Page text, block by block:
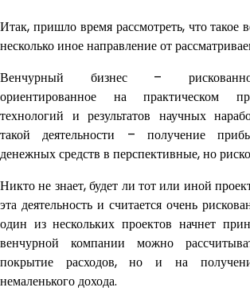
Итак, пришло время рассмотреть, что такое
несколько иное направление от
Венчурный бизнес –
ориентированное на практическом
технологий и результатов научных
такой деятельности – получение
денежных средств в перспективные, но
Никто не знает, будет ли тот или иной
эта деятельность и считается очень
один из нескольких проектов начнет
венчурной компании можно
покрытие расходов, но и на
немаленького дохода.